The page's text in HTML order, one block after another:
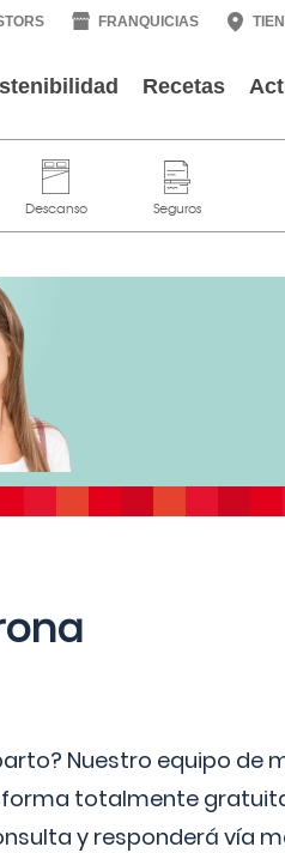
FRANQUICIAS
Recetas
Nuestro equipo de
totalmente
y responderá vía